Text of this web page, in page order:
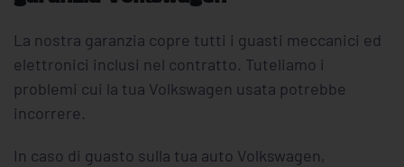
La nostra garanzia copre tutti i guasti meccanici ed
elettronici inclusi nel contratto. Tuteliamo i
problemi cui la tua Volkswagen usata potrebbe
incorrere.
In caso di guasto sulla tua auto Volkswagen,